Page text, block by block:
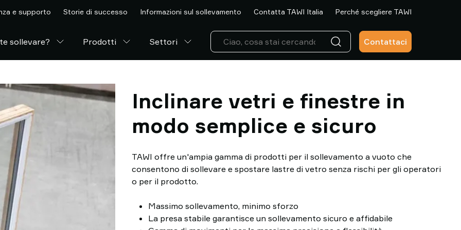
e supporto Storie di successo Informazioni sul sollevamento Contatta TAWI Italia Perché scegliere TAWI
sollevare? Prodotti Settori Contattaci
Inclinare vetri e finestre in
modo semplice e sicuro
TAWI offre un'ampia gamma di prodotti per il sollevamento a vuoto che
consentono di sollevare e spostare lastre di vetro senza rischi per gli operatori
o per il prodotto.
Massimo sollevamento, minimo sforzo
La presa stabile garantisce un sollevamento sicuro e affidabile